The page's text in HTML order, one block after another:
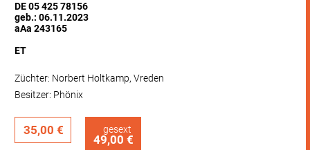
DE 05 425 78156
geb.: 06.11.2023
aAa 243165
ET
Züchter: Norbert Holtkamp, Vreden
Besitzer: Phönix
35,00 € gesext
49,00 €